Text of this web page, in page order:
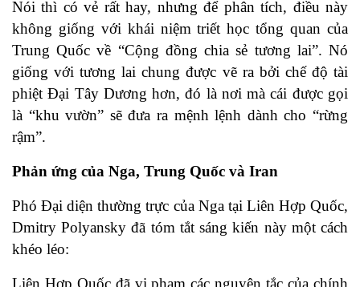
Nói thì có vẻ rất hay, nhưng để phân tích, điều này
không giống với khái niệm triết học tổng quan của
Trung Quốc về “Cộng đồng chia sẻ tương lai”. Nó
giống với tương lai chung được vẽ ra bởi chế độ tài
phiệt Đại Tây Dương hơn, đó là nơi mà cái được gọi
là “khu vườn” sẽ đưa ra mệnh lệnh dành cho “rừng
rậm”.
Phản ứng của Nga, Trung Quốc và Iran
Phó Đại diện thường trực của Nga tại Liên Hợp Quốc,
Dmitry Polyansky đã tóm tắt sáng kiến ​​này một cách
khéo léo:
Liên Hợp Quốc đã vi phạm các nguyên tắc của chính